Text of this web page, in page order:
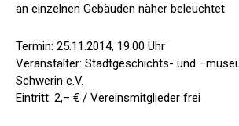
an einzelnen Gebäuden näher beleuchtet.
Termin: 25.11.2014, 19.00 Uhr
Veranstalter: Stadtgeschichts- und
Schwerin e.V.
Eintritt: 2,– € / Vereinsmitglieder frei